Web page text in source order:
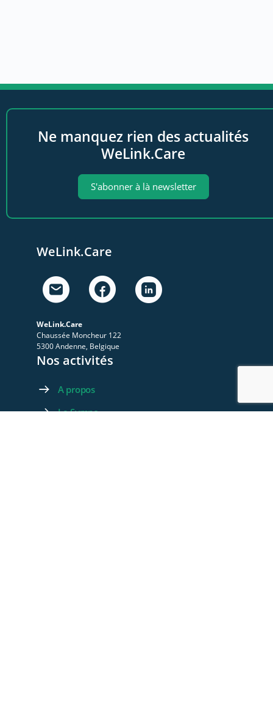
Ne manquez rien des actualités
WeLink.Care
S'abonner à là newsletter
WeLink.Care
WeLink.Care
Chaussée Moncheur 122
5300 Andenne, Belgique
Nos activités
A propos
Le Sympo